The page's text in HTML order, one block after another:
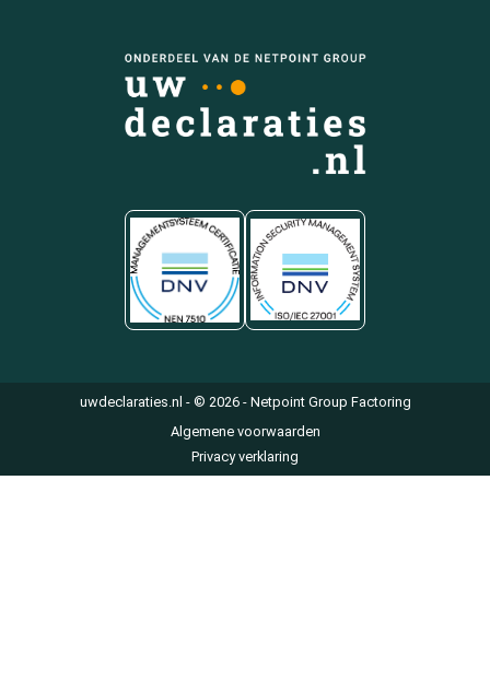
uwdeclaraties.nl - © 2026 - Netpoint Group Factoring
Algemene voorwaarden
Privacy verklaring